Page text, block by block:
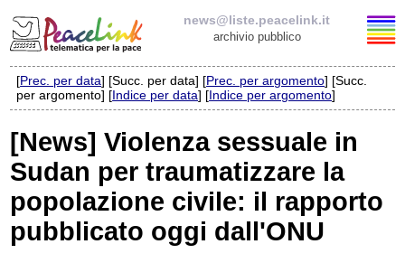
news@liste.peacelink.it
archivio pubblico
Elenco delle liste
Iscrizione / Cancellazione
Policy delle liste di PeaceLink
[Prec. per data] [Succ. per data] [Prec. per argomento] [Succ.
per argomento] [Indice per data] [Indice per argomento]
[News] Violenza sessuale in
Sudan per traumatizzare la
popolazione civile: il rapporto
pubblicato oggi dall'ONU